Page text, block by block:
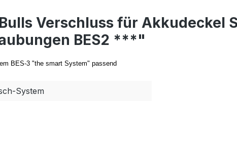
Verschluss für Akkudeckel
BES2 ***"
BES-3 "the smart System" passend
System